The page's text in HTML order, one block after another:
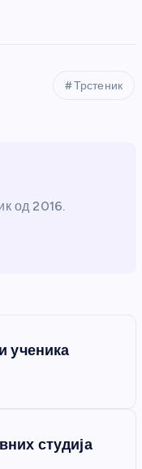
Трстеник
од 2016.
ученика
студија